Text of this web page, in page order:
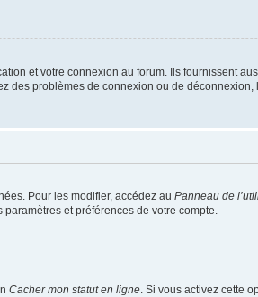
et votre connexion au forum. Ils fournissent
des problèmes de connexion ou de
Pour les modifier, accédez au Panneau de
et préférences de votre compte.
Cacher mon statut en ligne. Si vous activez cette